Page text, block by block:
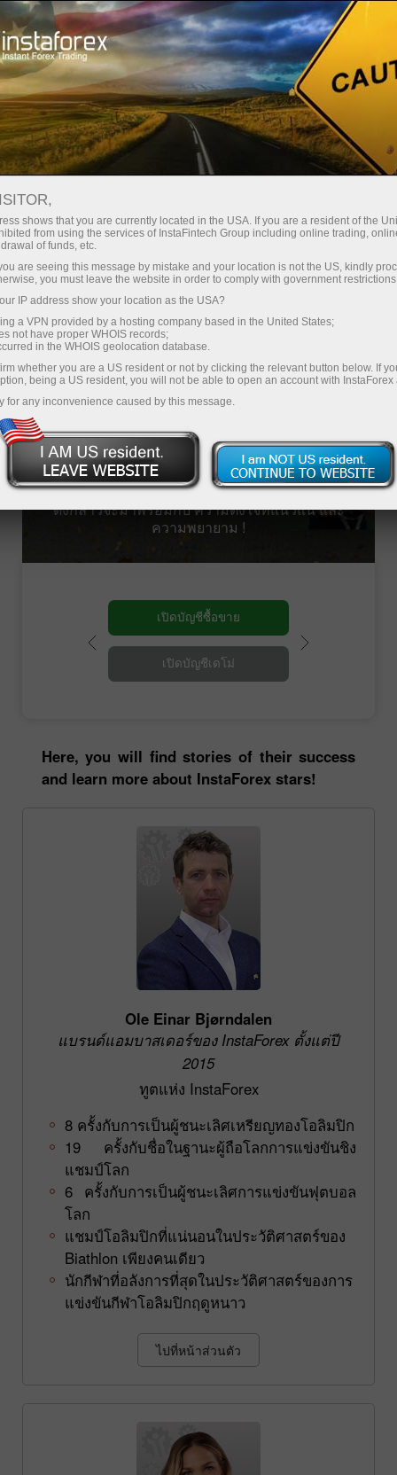
เกี่ยวกับ InstaForex ดาวเด่นของ InstaForex
A man is known by the
company he keeps!
และทางเรา พร้อมที่จะบอกคุณเกี่ยวกับ สิ่งที่บริษัท
ต้องการรักษาไว้ สำหรับบริษัทเพื่อนบ้านบางแห่ง
ก็อาจจะดูแตกต่างไปจากพวกเราบ้าง แต่ก็มีสิ่ง
หนึ่งที่เหมือนกัน ก็คือพวกเขามุ่งมั่นที่จะเดินหน้า
ต่อไป! หลังจากประสบความสำเร็จมาแล้วในชีวิต
ของพวกเขา แต่พวกเขาก็ไม่ได้หยุดแต่เพียงเท่านี้
และยังเดินต่อไป แต่ละคนมีประสบการณ์ไม่เพียง
อย่างไรก็ตาม อุปสรรคไม่ได้หยุดผู้มีความ
สามารถที่แท้จริงได้ แต่กลับกระตุ้นให้พวกเขา
พยายามมากกว่าเดิม สำหรับแบรนด์แอมบาสเด
อร์ของทางเราคือ ผู้ที่แสดงให้เห็นว่าความสำเร็จ
ดังกล่าวจะมาพร้อมกับ ความตั้งใจที่แน่วแน่ และ
ความพยายาม !
เปิดบัญชีซื้อขาย
เปิดบัญชีเดโม่
Here, you will find stories of their success
and learn more about InstaForex stars!
Ole Einar Bjørndalen
แบรนด์แอมบาสเดอร์ของ InstaForex ตั้งแต่ปี
2015
ทูตแห่ง InstaForex
8 ครั้งกับการเป็นผู้ชนะเลิศเหรียญทองโอลิมปิก
19 ครั้งกับชื่อในฐานะผู้ถือโลกการแข่งขันชิง
แชมป์โลก
6 ครั้งกับการเป็นผู้ชนะเลิศการแข่งขันฟุตบอล
โลก
แชมป์โอลิมปิกที่แน่นอนในประวัติศาสตร์ของ
Biathlon เพียงคนเดียว
นักกีฬาที่อลังการที่สุดในประวัติศาสตร์ของการ
แข่งขันกีฬาโอลิมปิกฤดูหนาว
ไปที่หน้าส่วนตัว
shows that you are currently located in the USA. If you are a resident of the
from using the services of InstaFintech Group including online trading,
of funds, etc.
are seeing this message by mistake and your location is not the US, kindly
you must leave the website in order to comply with government
IP address show your location as the USA?
a VPN provided by a hosting company based in the United States;
not have proper WHOIS records;
in the WHOIS geolocation database.
whether you are a US resident or not by clicking the relevant button below. If
being a US resident, you will not be able to open an account with InstaForex
for any inconvenience caused by this message.